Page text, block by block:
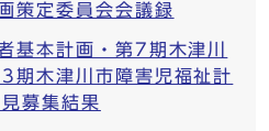
策定委員会会議録
基本計画・第7期木津川
期木津川市障害児福祉計
募集結果